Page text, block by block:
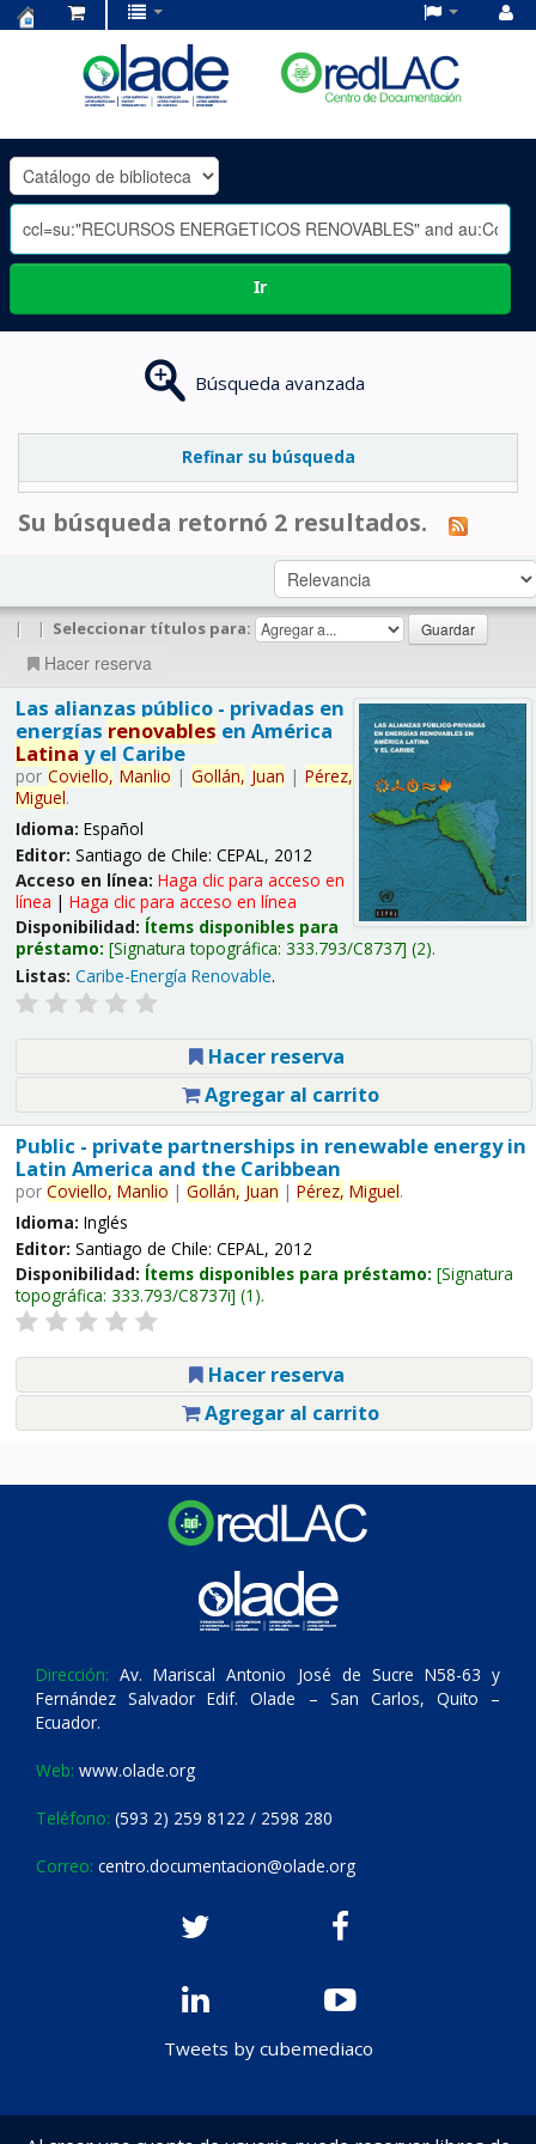
OLADE
-
Ir
Búsqueda avanzada
Refinar su búsqueda
Su búsqueda retornó 2 resultados.
| | Seleccionar títulos para:
Hacer reserva
Las alianzas público - privadas en
energías renovables en América
Latina y el Caribe
por Coviello, Manlio | Gollán, Juan | Pérez,
Miguel.
Idioma: Español
Editor: Santiago de Chile: CEPAL, 2012
Acceso en línea: Haga clic para acceso en
línea | Haga clic para acceso en línea
Disponibilidad: Ítems disponibles para
préstamo: Signatura topográfica: 333.793/C8737 (2).
Listas: Caribe-Energía Renovable.
Hacer reserva
Agregar al carrito
Public - private partnerships in renewable energy in
Latin America and the Caribbean
por Coviello, Manlio | Gollán, Juan | Pérez, Miguel.
Idioma: Inglés
Editor: Santiago de Chile: CEPAL, 2012
Disponibilidad: Ítems disponibles para préstamo: Signatura
topográfica: 333.793/C8737i (1).
Hacer reserva
Agregar al carrito
Dirección: Av. Mariscal Antonio José de Sucre N58-63 y
Fernández Salvador Edif. Olade – San Carlos, Quito –
Ecuador.
Web: www.olade.org
Teléfono: (593 2) 259 8122 / 2598 280
Correo: centro.documentacion@olade.org
Tweets by cubemediaco